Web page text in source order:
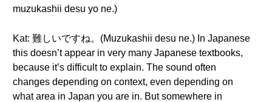
muzukashii desu yo ne.)
Kat: 難しいですね。(Muzukashii desu ne.) In Japanese
this doesn’t appear in very many Japanese textbooks,
because it’s difficult to explain. The sound often
changes depending on context, even depending on
what area in Japan you are in. But somewhere in